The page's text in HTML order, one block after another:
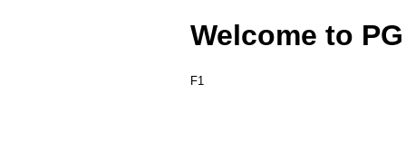
Welcome to
F1